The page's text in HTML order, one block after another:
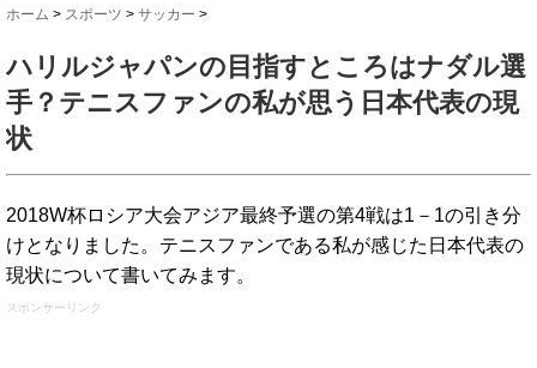
ホーム > スポーツ > サッカー >
ハリルジャパンの目指すところはナダル選
手？テニスファンの私が思う日本代表の現
状
2018W杯ロシア大会アジア最終予選の第4戦は1－1の引き分
けとなりました。テニスファンである私が感じた日本代表の
現状について書いてみます。
スポンサーリンク